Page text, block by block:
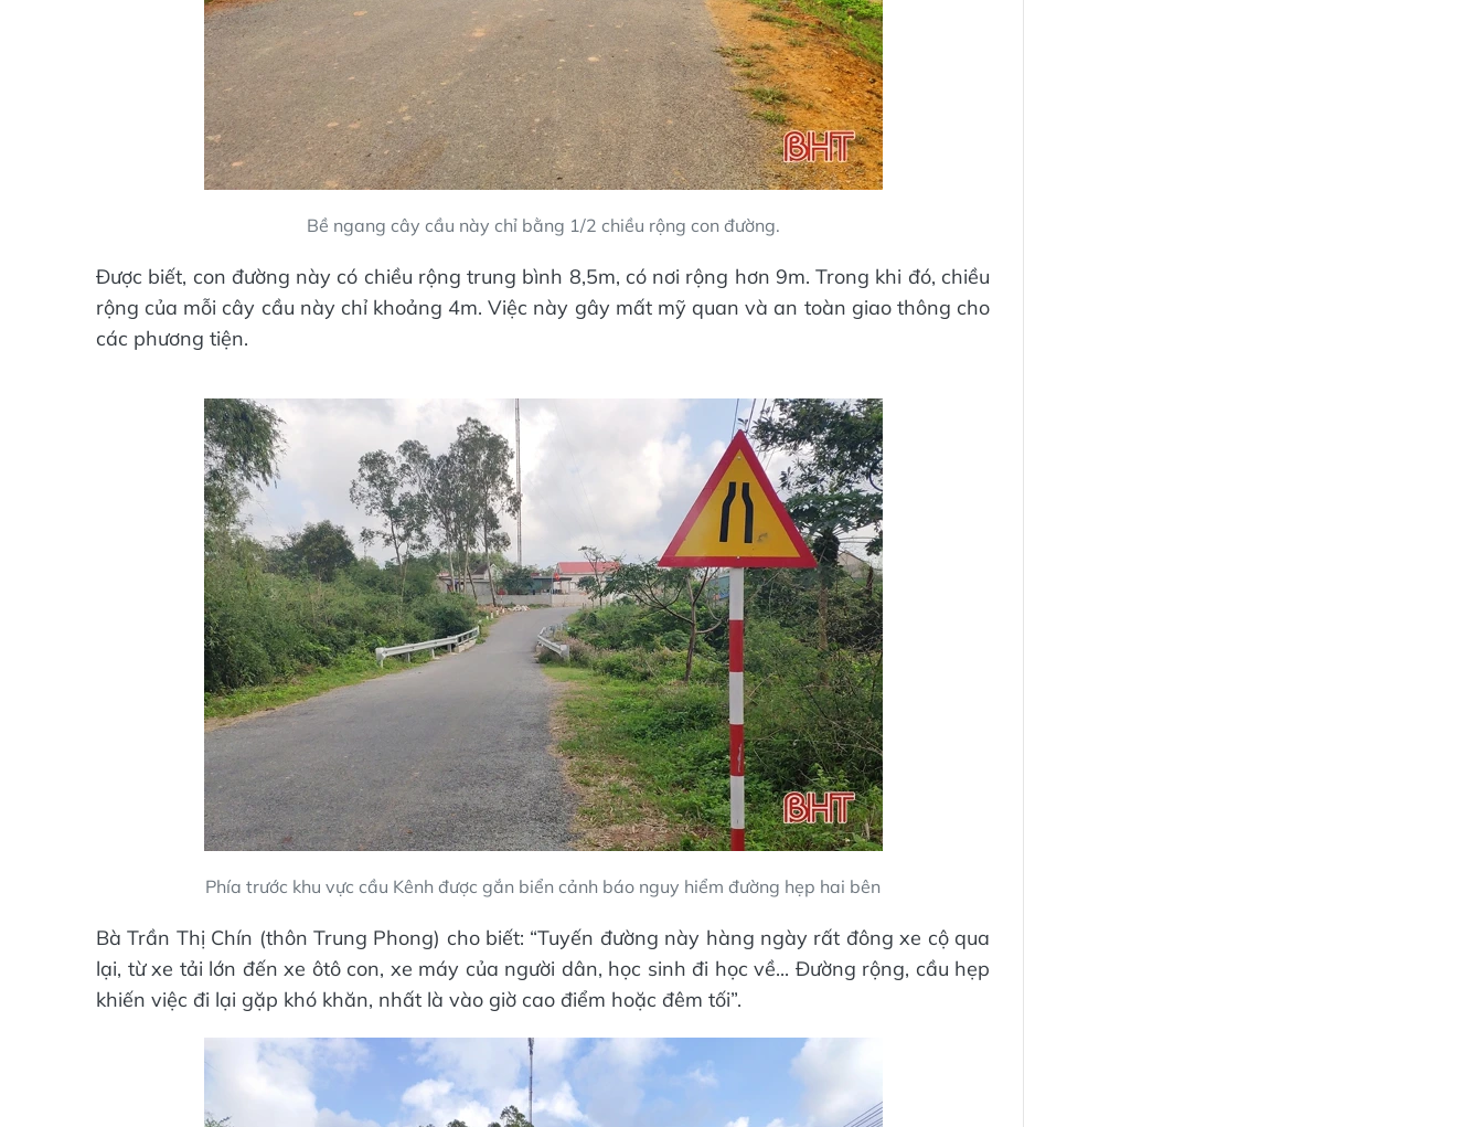
Bề ngang cây cầu này chỉ bằng 1/2 chiều rộng con đường.
Được biết, con đường này có chiều rộng trung bình 8,5m, có nơi rộng hơn 9m. Trong khi đó, chiều
rộng của mỗi cây cầu này chỉ khoảng 4m. Việc này gây mất mỹ quan và an toàn giao thông cho
các phương tiện.
Phía trước khu vực cầu Kênh được gắn biển cảnh báo nguy hiểm đường hẹp hai bên
Bà Trần Thị Chín (thôn Trung Phong) cho biết: “Tuyến đường này hàng ngày rất đông xe cộ qua
lại, từ xe tải lớn đến xe ôtô con, xe máy của người dân, học sinh đi học về... Đường rộng, cầu hẹp
khiến việc đi lại gặp khó khăn, nhất là vào giờ cao điểm hoặc đêm tối”.